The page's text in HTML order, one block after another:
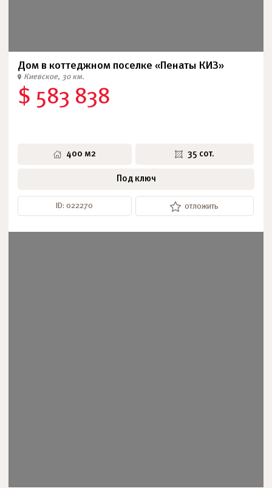
Дом в коттеджном поселке «Пенаты КИЗ»
Киевское, 30 км.
$ 583 838
400 м2 35 сот.
Под ключ
ID: 022270 отложить